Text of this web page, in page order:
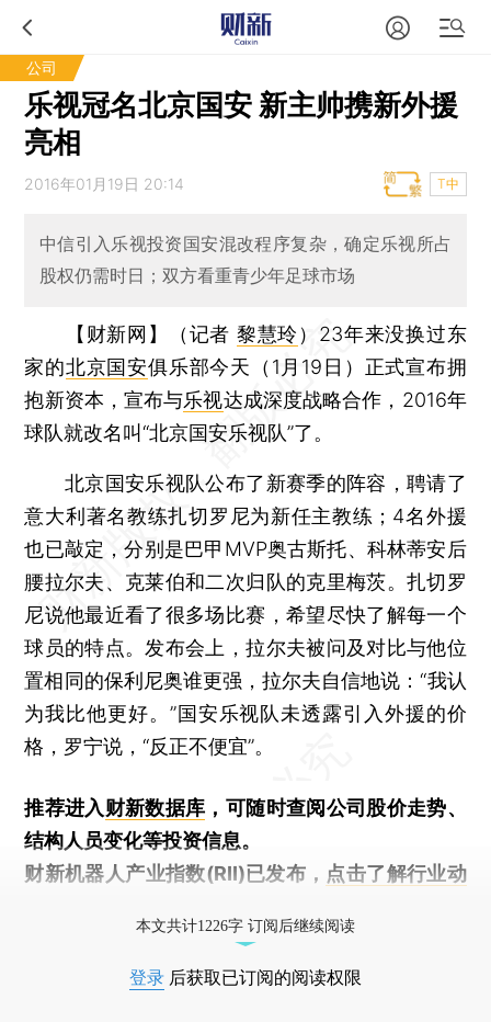
公司
乐视冠名北京国安 新主帅携新外援
亮相
2016年01月19日 20:14 T中
中信引入乐视投资国安混改程序复杂，确定乐视所占
股权仍需时日；双方看重青少年足球市场
【财新网】（记者 黎慧玲 ） 23年来没换过东
家的北京国安俱乐部今天（1月19日）正式宣布拥
抱新资本，宣布与乐视达成深度战略合作，2016年
球队就改名叫“北京国安乐视队”了。
北京国安乐视队公布了新赛季的阵容，聘请了
意大利著名教练扎切罗尼为新任主教练；4名外援
也已敲定，分别是巴甲MVP奥古斯托、科林蒂安后
腰拉尔夫、克莱伯和二次归队的克里梅茨。扎切罗
尼说他最近看了很多场比赛，希望尽快了解每一个
球员的特点。发布会上，拉尔夫被问及对比与他位
置相同的保利尼奥谁更强，拉尔夫自信地说：“我认
为我比他更好。”国安乐视队未透露引入外援的价
格，罗宁说，“反正不便宜”。
推荐进入财新数据库 ，可随时查阅公司股价走势、
结构人员变化等投资信息。
财新机器人产业指数(RII)已发布， 点击了解行业动
本文共计1226字 订阅后继续阅读
登录 后获取已订阅的阅读权限